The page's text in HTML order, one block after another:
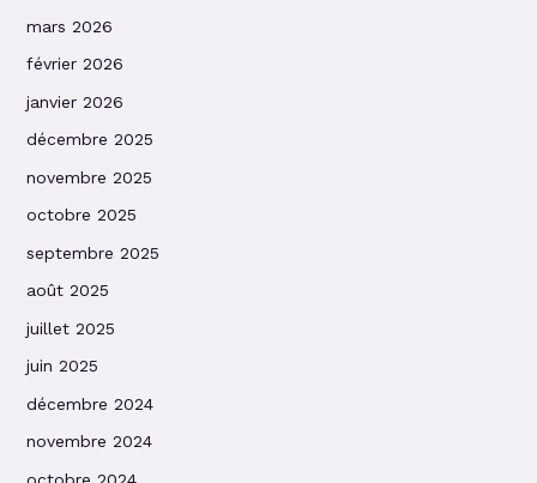
mars 2026
février 2026
janvier 2026
décembre 2025
novembre 2025
octobre 2025
septembre 2025
août 2025
juillet 2025
juin 2025
décembre 2024
novembre 2024
octobre 2024